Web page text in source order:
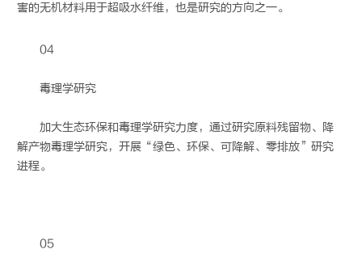
害的无机材料用于超吸水纤维，也是研究的方向之一。
04
毒理学研究
加大生态环保和毒理学研究力度，通过研究原料残留物、降
解产物毒理学研究，开展“绿色、环保、可降解、零排放”研究
进程。
05